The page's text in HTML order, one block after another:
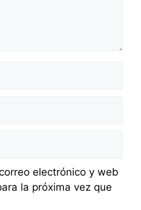
electrónico y web
la próxima vez que